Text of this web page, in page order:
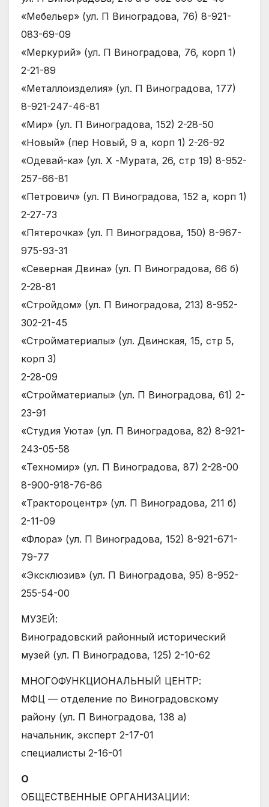
«Мебельер» (ул. П Виноградова, 76) 8-921-
083-69-09
«Меркурий» (ул. П Виноградова, 76, корп 1)
2-21-89
«Металлоизделия» (ул. П Виноградова, 177)
8-921-247-46-81
«Мир» (ул. П Виноградова, 152) 2-28-50
«Новый» (пер Новый, 9 а, корп 1) 2-26-92
«Одевай-ка» (ул. Х -Мурата, 26, стр 19) 8-952-
257-66-81
«Петрович» (ул. П Виноградова, 152 а, корп 1)
2-27-73
«Пятерочка» (ул. П Виноградова, 150) 8-967-
975-93-31
«Северная Двина» (ул. П Виноградова, 66 б)
2-28-81
«Стройдом» (ул. П Виноградова, 213) 8-952-
302-21-45
«Стройматериалы» (ул. Двинская, 15, стр 5,
корп 3)
2-28-09
«Стройматериалы» (ул. П Виноградова, 61) 2-
23-91
«Студия Уюта» (ул. П Виноградова, 82) 8-921-
243-05-58
«Техномир» (ул. П Виноградова, 87) 2-28-00
8-900-918-76-86
«Трактороцентр» (ул. П Виноградова, 211 б)
2-11-09
«Флора» (ул. П Виноградова, 152) 8-921-671-
79-77
«Эксклюзив» (ул. П Виноградова, 95) 8-952-
255-54-00
МУЗЕЙ:
Виноградовский районный исторический
музей (ул. П Виноградова, 125) 2-10-62
МНОГОФУНКЦИОНАЛЬНЫЙ ЦЕНТР:
МФЦ — отделение по Виноградовскому
району (ул. П Виноградова, 138 а)
начальник, эксперт 2-17-01
специалисты 2-16-01
О
ОБЩЕСТВЕННЫЕ ОРГАНИЗАЦИИ: